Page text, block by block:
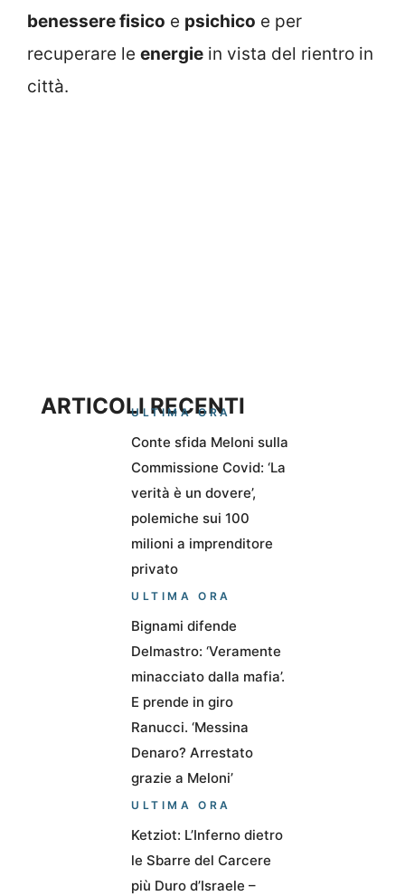
benessere fisico e psichico e per
recuperare le energie in vista del rientro in
città.
ARTICOLI RECENTI
ULTIMA ORA
Conte sfida Meloni sulla
Commissione Covid: ‘La
verità è un dovere’,
polemiche sui 100
milioni a imprenditore
privato
ULTIMA ORA
Bignami difende
Delmastro: ‘Veramente
minacciato dalla mafia’.
E prende in giro
Ranucci. ‘Messina
Denaro? Arrestato
grazie a Meloni’
ULTIMA ORA
Ketziot: L’Inferno dietro
le Sbarre del Carcere
più Duro d’Israele –